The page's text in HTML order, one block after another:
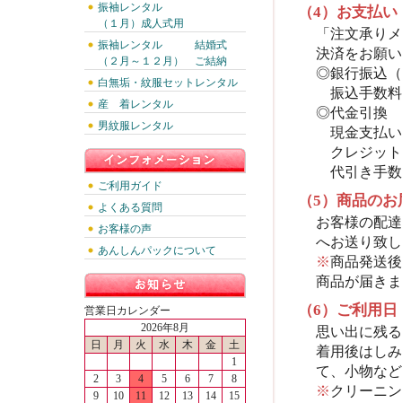
振袖レンタル
（１月）成人式用
振袖レンタル 結婚式
（２月～１２月） ご結納
白無垢・紋服セットレンタル
産 着レンタル
男紋服レンタル
ご利用ガイド
よくある質問
お客様の声
あんしんパックについて
営業日カレンダー
2026年8月
日
月 火 水 木 金
土
1
2
3 4 5 6 7
8
9
10 11 12 13 14
15
（4）お支払い
「注文承り
決済をお願
◎銀行振込
振込手数料
◎代金引換
現金支払い
クレジット
代引き手数
（5）商品の
お客様の配
へお送り致
※商品発送
商品が届き
（6）ご利用日
思い出に残
着用後はし
て、小物な
※ クリーニ